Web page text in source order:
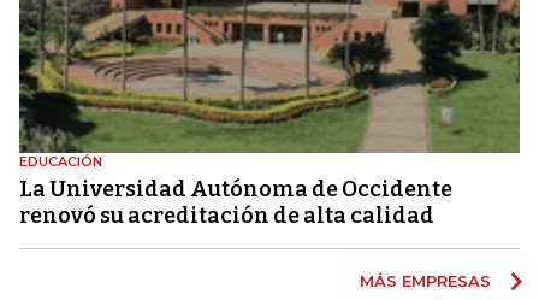
EDUCACIÓN
La Universidad Autónoma de Occidente
renovó su acreditación de alta calidad
MÁS EMPRESAS